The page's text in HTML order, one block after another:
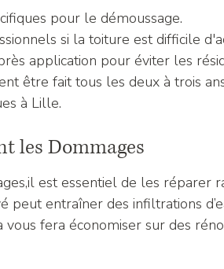
pour le démoussage.
si la toiture est difficile
application pour éviter les
être fait tous les deux à trois
à Lille.
les Dommages
est essentiel de les réparer
peut entraîner des infiltrations
vous fera économiser sur des